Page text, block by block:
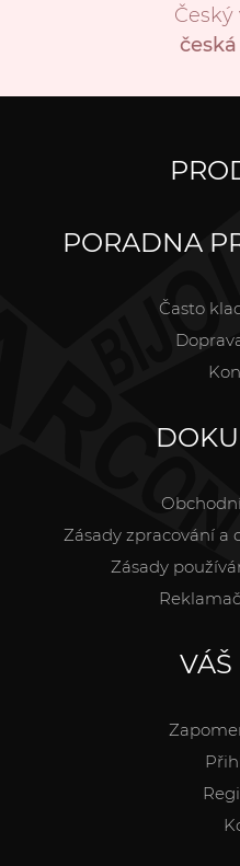
PORADNA
Často
Zásady zpracování a
Zásady
VÁŠ